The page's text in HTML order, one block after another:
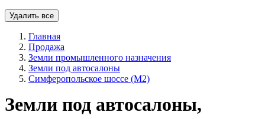
Удалить все
Главная
Продажа
Земли промышленного назначения
Земли под автосалоны
Симферопольское шоссе (М2)
Земли под автосалоны,